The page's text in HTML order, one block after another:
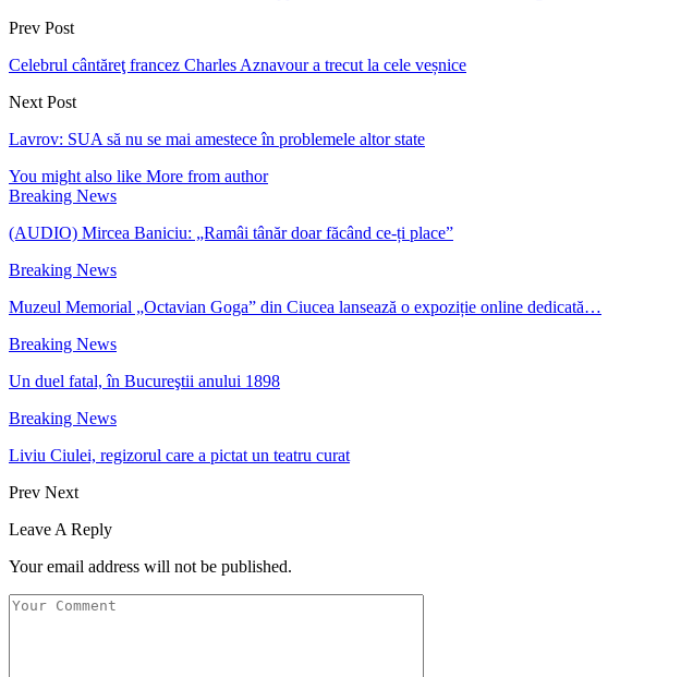
Prev Post
Celebrul cântăreţ francez Charles Aznavour a trecut la cele veșnice
Next Post
Lavrov: SUA să nu se mai amestece în problemele altor state
You might also like More from author
Breaking News
(AUDIO) Mircea Baniciu: „Ramâi tânăr doar făcând ce-ți place”
Breaking News
Muzeul Memorial „Octavian Goga” din Ciucea lansează o expoziție online dedicată…
Breaking News
Un duel fatal, în Bucureştii anului 1898
Breaking News
Liviu Ciulei, regizorul care a pictat un teatru curat
Prev Next
Leave A Reply
Your email address will not be published.